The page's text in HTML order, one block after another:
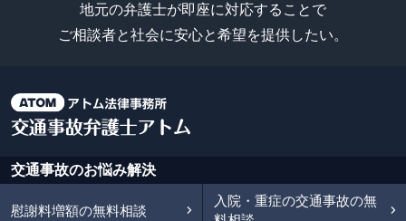
地元の弁護士が即座に対応することで
ご相談者と社会に安心と希望を提供したい。
交通事故のお悩み解決
慰謝料増額の無料相談
入院・重症の交通事故の無